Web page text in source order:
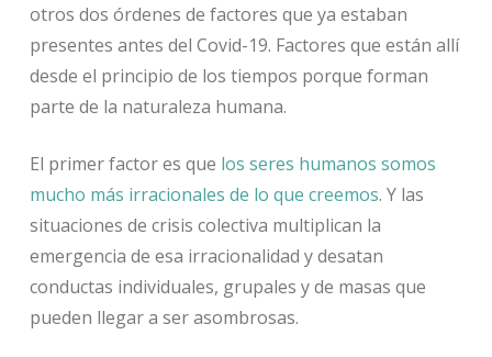
otros dos órdenes de factores que ya estaban
presentes antes del Covid-19. Factores que están allí
desde el principio de los tiempos porque forman
parte de la naturaleza humana.
El primer factor es que los seres humanos somos
mucho más irracionales de lo que creemos. Y las
situaciones de crisis colectiva multiplican la
emergencia de esa irracionalidad y desatan
conductas individuales, grupales y de masas que
pueden llegar a ser asombrosas.